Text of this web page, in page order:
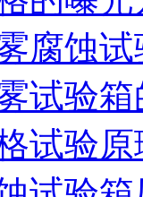
腐蚀试
试验箱
试验原